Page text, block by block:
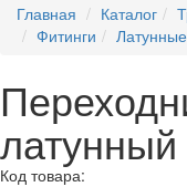
Главная
Каталог
Фитинги
Код товара: